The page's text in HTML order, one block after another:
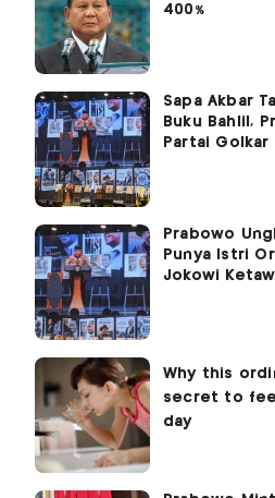
400%
Sapa Akbar
Buku Bahlil,
Partai Golkar
Prabowo
Punya Istri
Jokowi